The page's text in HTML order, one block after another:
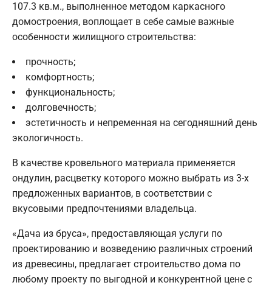
107.3 кв.м., выполненное методом каркасного
домостроения, воплощает в себе самые важные
особенности жилищного строительства:
прочность;
комфортность;
функциональность;
долговечность;
эстетичность и непременная на сегодняшний день
экологичность.
В качестве кровельного материала применяется
ондулин, расцветку которого можно выбрать из 3-х
предложенных вариантов, в соответствии с
вкусовыми предпочтениями владельца.
«Дача из бруса», предоставляющая услуги по
проектированию и возведению различных строений
из древесины, предлагает строительство дома по
любому проекту по выгодной и конкурентной цене с